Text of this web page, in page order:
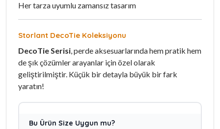
Her tarza uyumlu zamansız tasarım
Storlant DecoTie Koleksiyonu
DecoTie Serisi, perde aksesuarlarında hem pratik hem
de şık çözümler arayanlar için özel olarak
geliştirilmiştir. Küçük bir detayla büyük bir fark
yaratın!
Bu Ürün Size Uygun mu?